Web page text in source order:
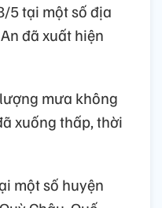
5 tại một số địa
đã xuất hiện
mưa không
xuống thấp, thời
một số huyện